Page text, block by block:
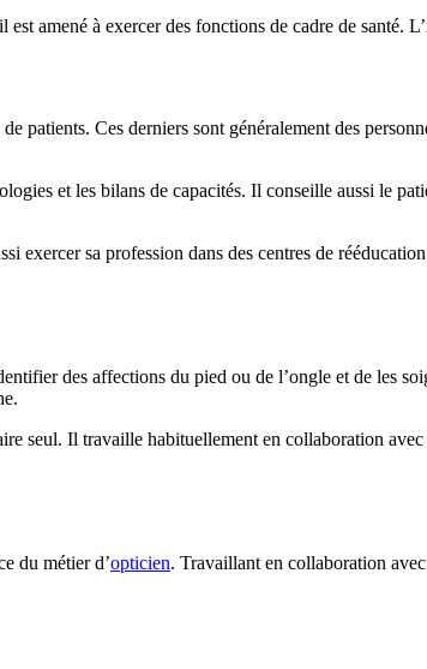
amené à exercer des fonctions de cadre de santé.
patients. Ces derniers sont généralement des
et les bilans de capacités. Il conseille aussi le
sa profession dans des centres de
des affections du pied ou de l’ongle et de les
seul. Il travaille habituellement en collaboration
du métier d’opticien. Travaillant en collaboration